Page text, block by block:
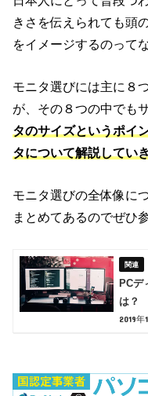
きさを伝えられても頭
をイメージするのって
モニタ選びには主に８
が、その８つの中でも
タのサイズというポイ
タについて解説してい
モニタ選びの全体像に
まとめてあるのでぜひ
PCデ
は？
2019年